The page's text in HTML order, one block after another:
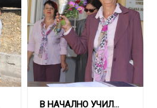
В НАЧАЛНО УЧИЛИЩЕ – ПИРДОП Шестдесет и четир